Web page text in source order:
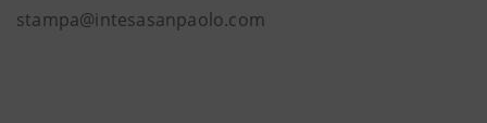
stampa@intesasanpaolo.com